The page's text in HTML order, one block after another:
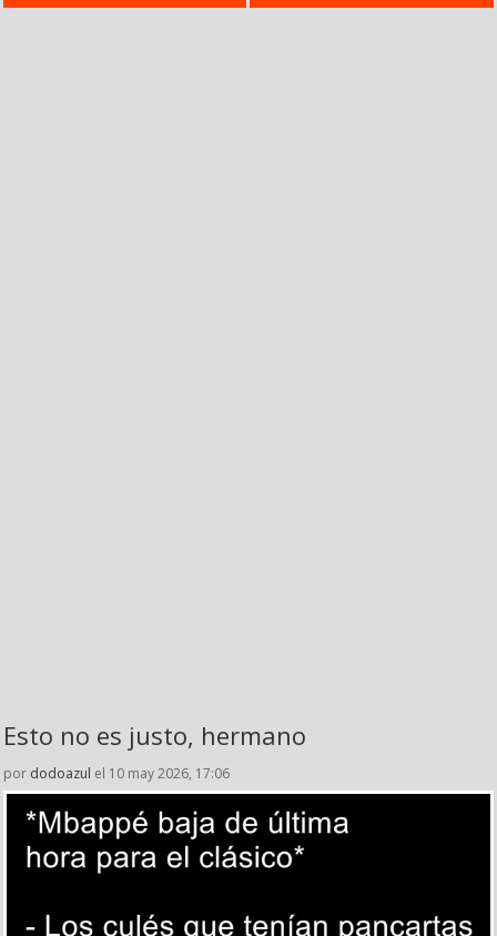
Esto no es justo, hermano
por dodoazul el 10 may 2026, 17:06